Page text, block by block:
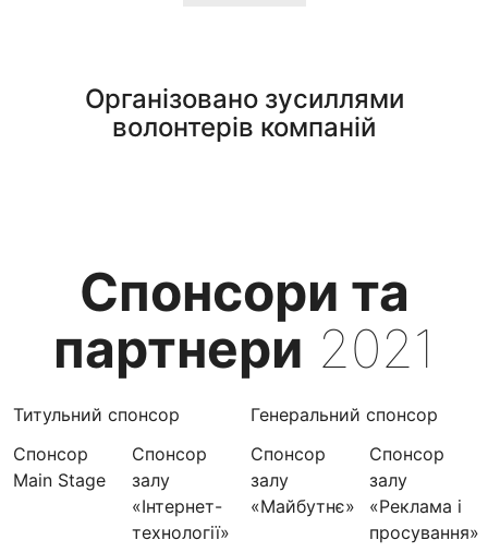
Організовано зусиллями
волонтерів компаній
Спонсори та
партнери 2021
Титульний спонсор
Генеральний спонсор
Спонсор
Main Stage
Спонсор
залу
«Інтернет-
технології»
Спонсор
залу
«Майбутнє»
Спонсор
залу
«Реклама і
просування»